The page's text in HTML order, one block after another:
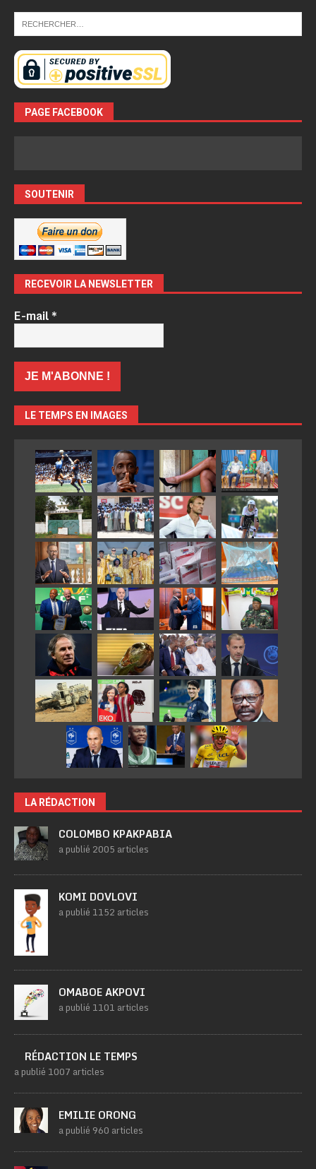
PAGE FACEBOOK
SOUTENIR
RECEVOIR LA NEWSLETTER
E-mail*
LE TEMPS EN IMAGES
LA RÉDACTION
COLOMBO KPAKPABIA
a publié 2005 articles
KOMI DOVLOVI
a publié 1152 articles
OMABOE AKPOVI
a publié 1101 articles
RÉDACTION LE TEMPS
a publié 1007 articles
EMILIE ORONG
a publié 960 articles